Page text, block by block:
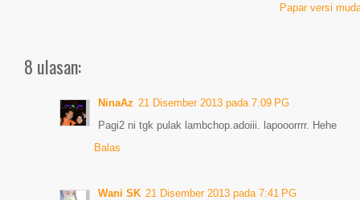
Papar versi
8 ulasan:
NinaAz 21 Disember 2013 pada 7:09 PG
Pagi2 ni tgk pulak lambchop.adoiii. lapooorrrr. Hehe
Balas
Wani SK 21 Disember 2013 pada 7:41 PG